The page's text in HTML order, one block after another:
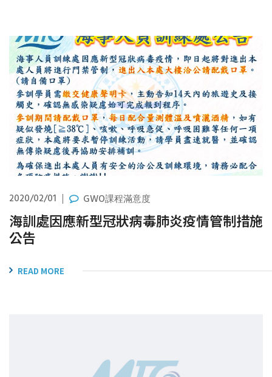
2020/02/01 GWO課程滿意度
海訓處因應新型冠狀病毒肺炎疫情管制措施
公告
READ MORE